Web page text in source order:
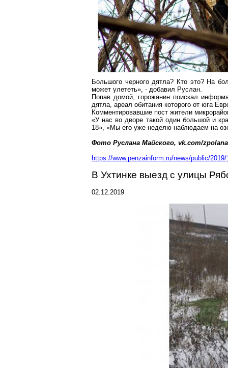
Большого черного дятла? Кто это? На
может улететь», - добавил Руслан.
Попав домой, горожанин поискал
дятла, ареал обитания которого от юга
Комментировавшие пост жители
«У нас во дворе такой один большой и
18», «Мы его уже неделю наблюдаем на
Фото Руслана Майского, vk.com/
https://www.penzainform.ru/news/public/
В Ухтинке выезд с улицы
02.12.2019